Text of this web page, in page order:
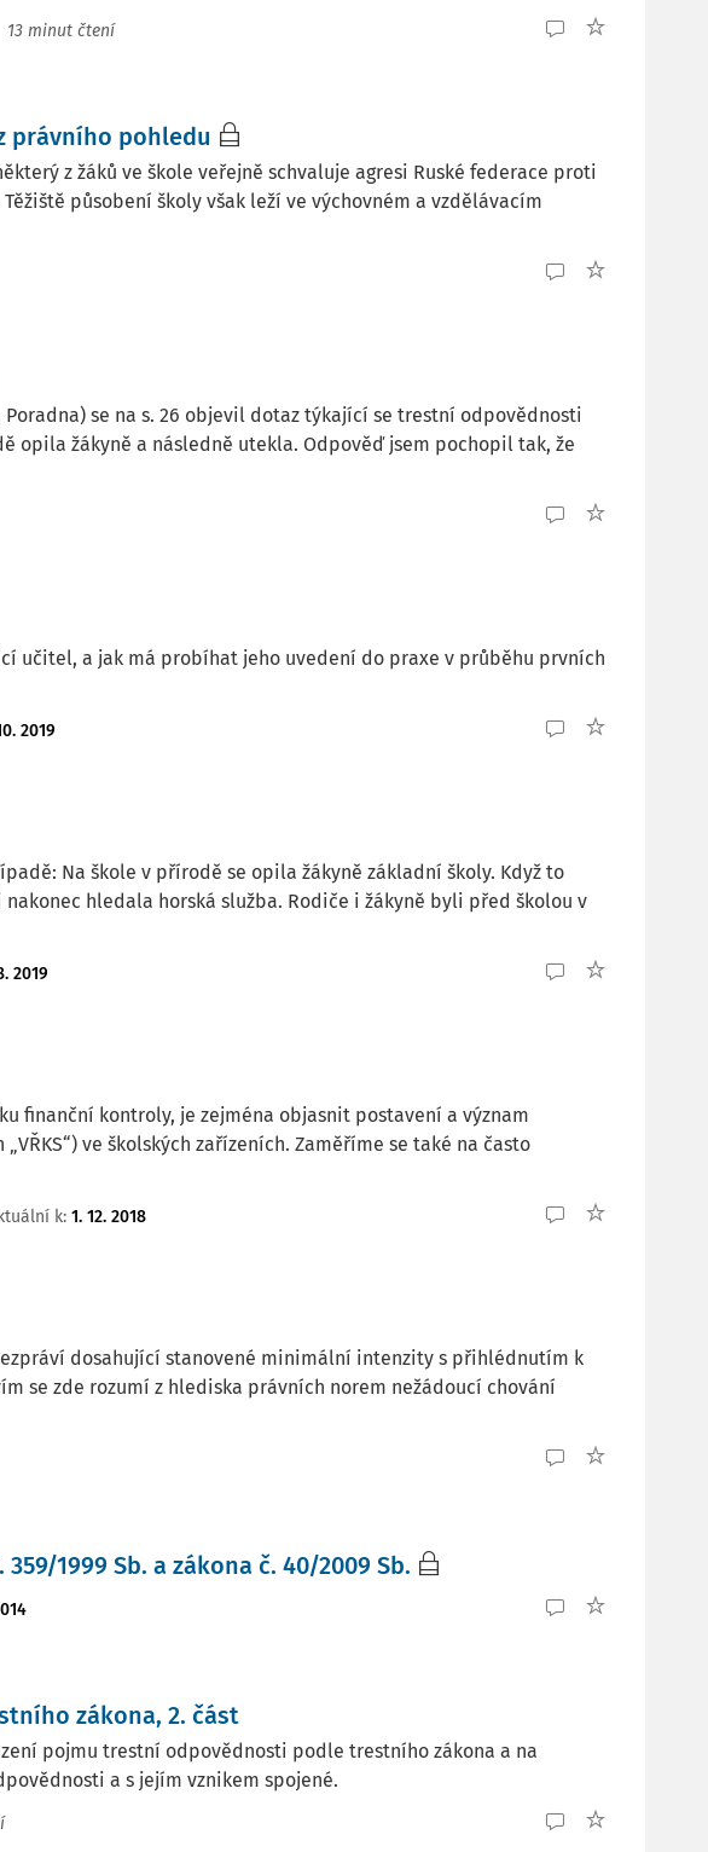
13 minut čtení
právního pohledu
z žáků ve škole veřejně schvaluje agresi Ruské federace proti
působení školy však leží ve výchovném a vzdělávacím
se na s. 26 objevil dotaz týkající se trestní odpovědnosti
opila žákyně a následně utekla. Odpověď jsem pochopil tak, že
učitel, a jak má probíhat jeho uvedení do praxe v průběhu prvních
2019
Na škole v přírodě se opila žákyně základní školy. Když to
hledala horská služba. Rodiče i žákyně byli před školou v
2019
finanční kontroly, je zejména objasnit postavení a význam
ve školských zařízeních. Zaměříme se také na často
k: 1. 12. 2018
dosahující stanovené minimální intenzity s přihlédnutím k
se zde rozumí z hlediska právních norem nežádoucí chování
1999 Sb. a zákona č. 40/2009 Sb.
zákona, 2. část
pojmu trestní odpovědnosti podle trestního zákona a na
a s jejím vznikem spojené.